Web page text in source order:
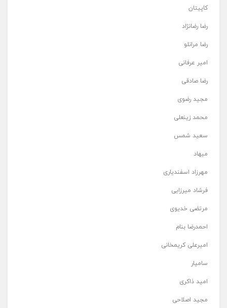
کاپیتان
رضا رضانژاد
رضا مرانلو
امیر عرفانی
رضا صادقی
مجید رضوی
محمد زینعلی
سعید شمس
میهاد
مهرزاد اسفندیاری
فرشاد میرزایی
مرتضی خدیوی
احمدرضا بنام
امیرعلی کریمخانی
سامیار
امید ذاکری
مجید اصلاحی